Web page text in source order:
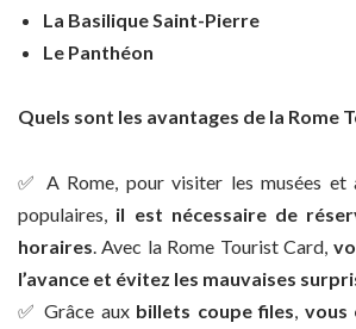
La Basilique Saint-Pierre
Le Panthéon
Quels sont les avantages de la Rome
✅ A Rome, pour visiter les musées et
populaires, il est nécessaire de
horaires . Avec la Rome Tourist Card,
l’avance et évitez les mauvaises
✅ Grâce aux billets coupe files vous